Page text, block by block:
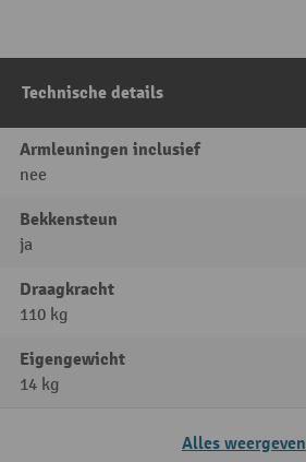
Technische details
Armleuningen inclusief
nee
Bekkensteun
ja
Draagkracht
110 kg
Eigengewicht
14 kg
Alles weergeven